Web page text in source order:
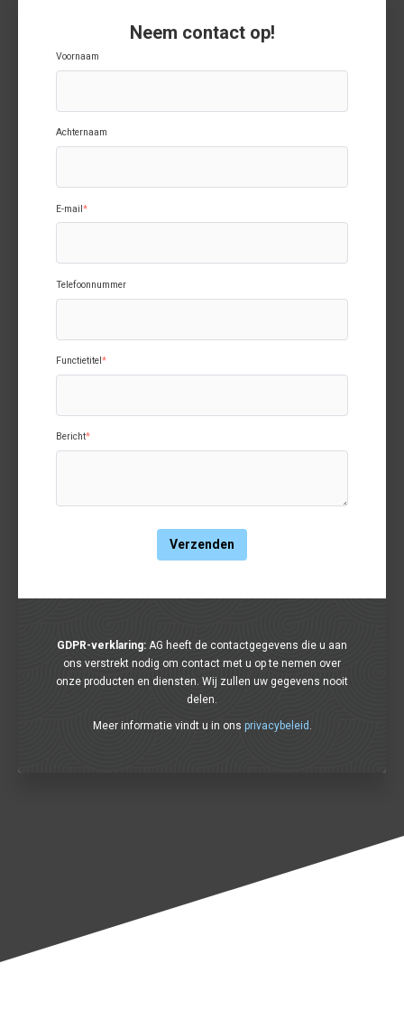
Neem contact op!
Voornaam
Achternaam
E-mail*
Telefoonnummer
Functietitel *
Bericht*
GDPR-verklaring: AG heeft de contactgegevens die u aan
ons verstrekt nodig om contact met u op te nemen over
onze producten en diensten. Wij zullen uw gegevens nooit
delen.
Meer informatie vindt u in ons privacybeleid